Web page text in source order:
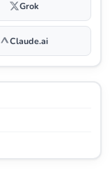
Grok
Claude.ai